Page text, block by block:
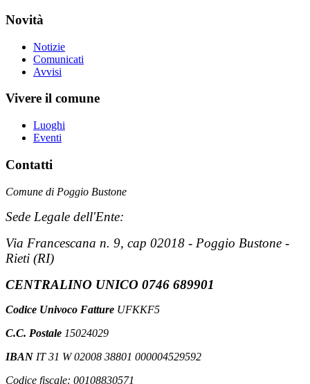
Novità
Notizie
Comunicati
Avvisi
Vivere il comune
Luoghi
Eventi
Contatti
Comune di Poggio Bustone
Sede Legale dell'Ente:
Via Francescana n. 9, cap 02018 - Poggio Bustone -
Rieti (RI)
CENTRALINO UNICO 0746 689901
Codice Univoco Fatture UFKKF5
C.C. Postale 15024029
IBAN IT 31 W 02008 38801 000004529592
Codice fiscale: 00108830571